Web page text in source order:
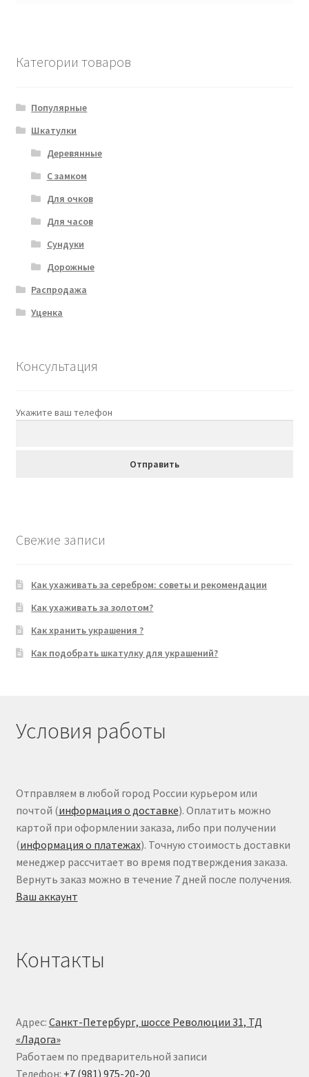
Категории товаров
Популярные
Шкатулки
Деревянные
С замком
Для очков
Для часов
Сундуки
Дорожные
Распродажа
Уценка
Консультация
Укажите ваш телефон
Свежие записи
Как ухаживать за серебром: советы и рекомендации
Как ухаживать за золотом?
Как хранить украшения ?
Как подобрать шкатулку для украшений?
Условия работы
Отправляем в любой город России курьером или
почтой (информация о доставке). Оплатить можно
картой при оформлении заказа, либо при получении
(информация о платежах). Точную стоимость доставки
менеджер рассчитает во время подтверждения заказа.
Вернуть заказ можно в течение 7 дней после получения.
Ваш аккаунт
Контакты
Адрес: Санкт-Петербург, шоссе Революции 31, ТД
«Ладога»
Работаем по предварительной записи
Телефон: +7 (981) 975-20-20